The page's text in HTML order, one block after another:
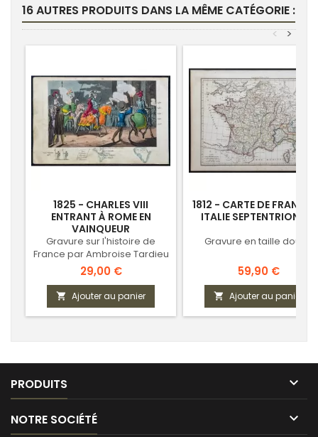
16 AUTRES PRODUITS DANS LA MÊME CATÉGORIE :
>
<
1825 - CHARLES VIII
ENTRANT À ROME EN
VAINQUEUR
Gravure sur l'histoire de
France par Ambroise Tardieu
Prix
29,00 €
 Ajouter au panier
1812 - CARTE DE FRANCE
ITALIE SEPTENTRIONALE
Gravure en taille douce
Prix
59,90 €
 Ajouter au panier
PRODUITS 
NOTRE SOCIÉTÉ 